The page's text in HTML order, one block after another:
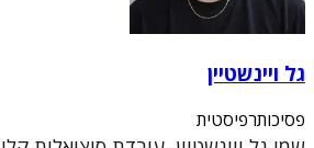
גל ויינשטיין
פסיכותרפיסטית